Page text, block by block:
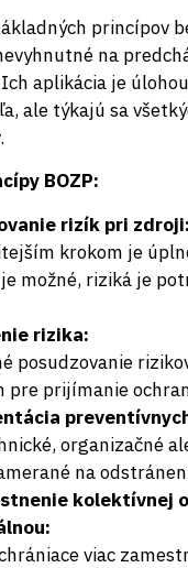
princípov
na
aplikácia je
ale týkajú sa
BOZP:
rizík pri zdroji:
krokom je
možné, riziká je
rizika:
posudzovanie
pre prijímanie
organizačné
na
kolektívnej
viac